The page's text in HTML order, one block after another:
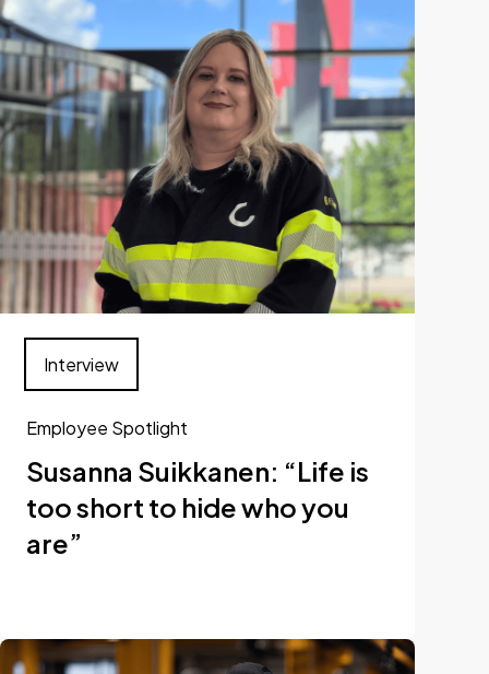
Employee Spotlight
Susanna Suikkanen: “Life is
too short to hide who you
are”
Interview